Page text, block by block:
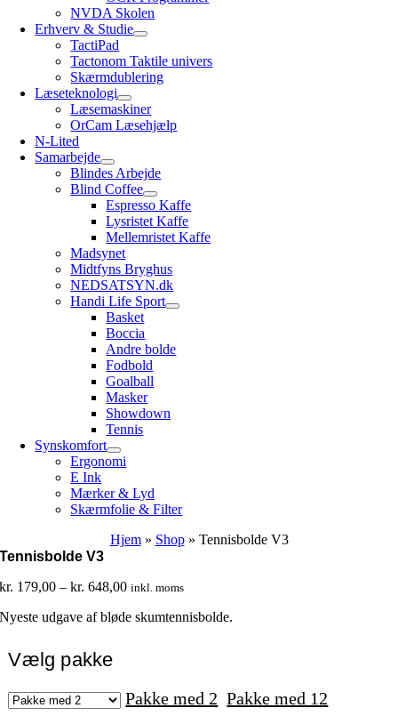
NVDA Skolen
Erhverv & Studie
TactiPad
Tactonom Taktile univers
Skærmdublering
Læseteknologi
Læsemaskiner
OrCam Læsehjælp
N-Lited
Samarbejde
Blindes Arbejde
Blind Coffee
Espresso Kaffe
Lysristet Kaffe
Mellemristet Kaffe
Madsynet
Midtfyns Bryghus
NEDSATSYN.dk
Handi Life Sport
Basket
Boccia
Andre bolde
Fodbold
Goalball
Masker
Showdown
Tennis
Synskomfort
Ergonomi
E Ink
Mærker & Lyd
Skærmfolie & Filter
Hjem» Shop» Tennisbolde V3
Tennisbolde V3
kr. 179,00 – kr. 648,00Prisinterval:
til
inkl. moms
Nyeste udgave af bløde skumtennisbolde.
Vælg pakke
Pakke med 2 Pakke med 12